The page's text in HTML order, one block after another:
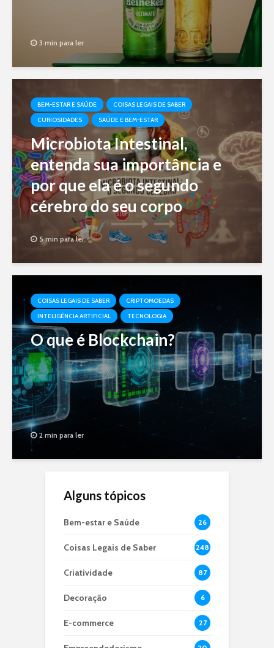
3 min para ler
BEM-ESTAR E SAÚDE
COISAS LEGAIS DE SABER
CURIOSIDADES
SAÚDE E BEM-ESTAR
Microbiota Intestinal,
entenda sua importância e
por que ela é o segundo
cérebro do seu corpo
5 min para ler
COISAS LEGAIS DE SABER
CRIPTOMOEDAS
INTELIGÊNCIA ARTIFICIAL
TECNOLOGIA
O que é Blockchain?
2 min para ler
Alguns tópicos
Bem-estar e Saúde 26
Coisas Legais de Saber 248
Criatividade 87
Decoração 6
E-commerce 27